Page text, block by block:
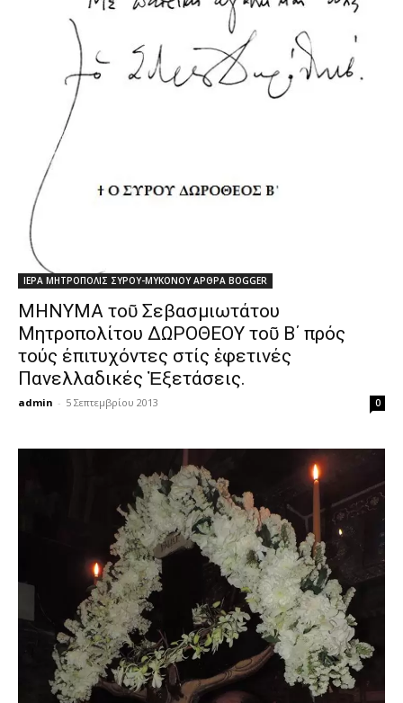
ΙΕΡΑ ΜΗΤΡΟΠΟΛΙΣ ΣΥΡΟΥ-ΜΥΚΟΝΟΥ ΑΡΘΡΑ BOGGER
ΜΗΝΥΜΑ τοῦ Σεβασμιωτάτου
Μητροπολίτου ΔΩΡΟΘΕΟΥ τοῦ Β΄ πρός
τούς έπιτυχόντες στίς ἐφετινές
Πανελλαδικές Ἐξετάσεις.
admin - 5 Σεπτεμβρίου 2013 0